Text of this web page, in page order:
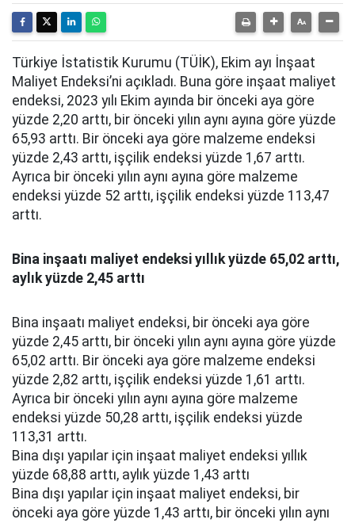
Türkiye İstatistik Kurumu (TÜİK), Ekim ayı İnşaat
Maliyet Endeksi’ni açıkladı. Buna göre inşaat maliyet
endeksi, 2023 yılı Ekim ayında bir önceki aya göre
yüzde 2,20 arttı, bir önceki yılın aynı ayına göre yüzde
65,93 arttı. Bir önceki aya göre malzeme endeksi
yüzde 2,43 arttı, işçilik endeksi yüzde 1,67 arttı.
Ayrıca bir önceki yılın aynı ayına göre malzeme
endeksi yüzde 52 arttı, işçilik endeksi yüzde 113,47
arttı.
Bina inşaatı maliyet endeksi yıllık yüzde 65,02 arttı,
aylık yüzde 2,45 arttı
Bina inşaatı maliyet endeksi, bir önceki aya göre
yüzde 2,45 arttı, bir önceki yılın aynı ayına göre yüzde
65,02 arttı. Bir önceki aya göre malzeme endeksi
yüzde 2,82 arttı, işçilik endeksi yüzde 1,61 arttı.
Ayrıca bir önceki yılın aynı ayına göre malzeme
endeksi yüzde 50,28 arttı, işçilik endeksi yüzde
113,31 arttı.
Bina dışı yapılar için inşaat maliyet endeksi yıllık
yüzde 68,88 arttı, aylık yüzde 1,43 arttı
Bina dışı yapılar için inşaat maliyet endeksi, bir
önceki aya göre yüzde 1,43 arttı, bir önceki yılın aynı